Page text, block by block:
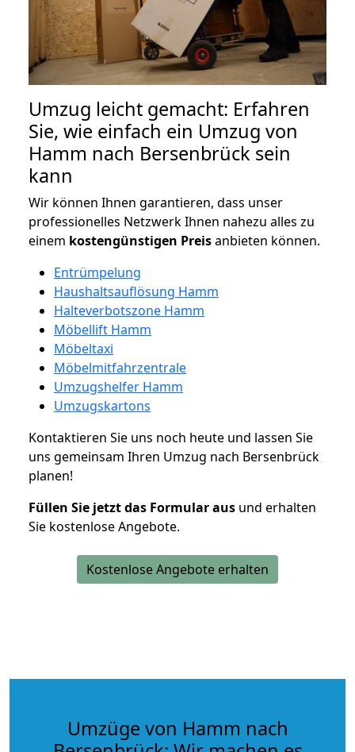
Umzug leicht gemacht: Erfahren
Sie, wie einfach ein Umzug von
Hamm nach Bersenbrück sein
kann
Wir können Ihnen garantieren, dass unser
professionelles Netzwerk Ihnen nahezu alles zu
einem kostengünstigen Preisanbieten können.
Entrümpelung
Haushaltsauflösung Hamm
Halteverbotszone Hamm
Möbellift Hamm
Möbeltaxi
Möbelmitfahrzentrale
Umzugshelfer Hamm
Umzugskartons
Kontaktieren Sie uns noch heute und lassen Sie
uns gemeinsam Ihren Umzug nach Bersenbrück
planen!
Füllen Sie jetzt das Formular aus und erhalten
Sie kostenlose Angebote.
Kostenlose Angebote erhalten
Umzüge von Hamm nach